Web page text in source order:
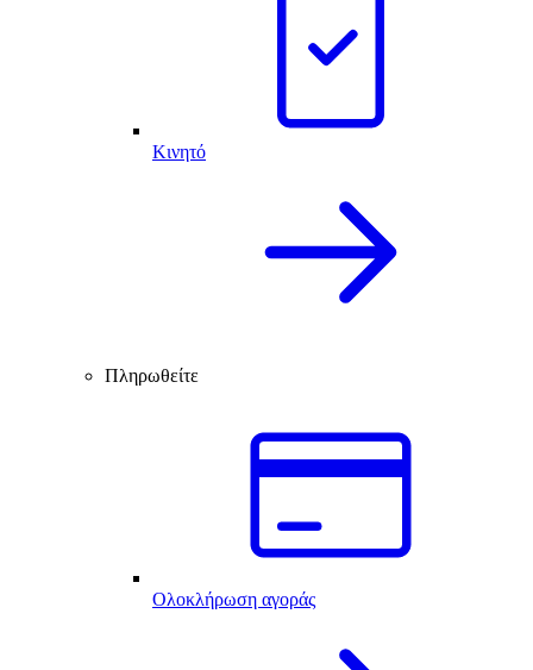
Κινητό
Πληρωθείτε
Ολοκλήρωση αγοράς